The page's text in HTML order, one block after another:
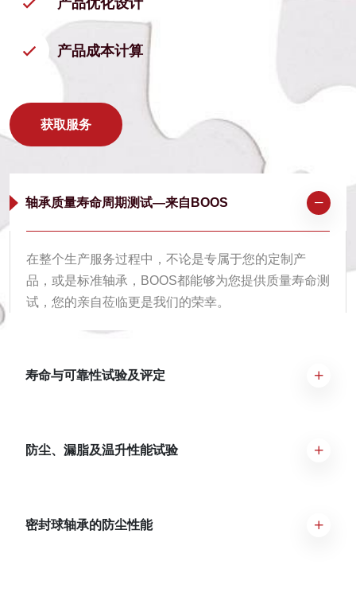
产品优化设计
产品成本计算
获取服务
轴承质量寿命周期测试—来自BOOS
在整个生产服务过程中，不论是专属于您的定制产
品，或是标准轴承，BOOS都能够为您提供质量寿命测
试，您的亲自莅临更是我们的荣幸。
寿命与可靠性试验及评定
防尘、漏脂及温升性能试验
密封球轴承的防尘性能